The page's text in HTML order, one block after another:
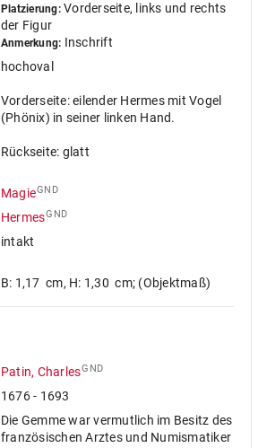
Platzierung:Vorderseite, links und rechts
der Figur
Anmerkung: Inschrift
hochoval
Vorderseite: eilender Hermes mit Vogel
(Phönix) in seiner linken Hand.
Rückseite: glatt
MagieGND
HermesGND
intakt
B: 1,17 cm, H: 1,30 cm; (Objektmaß)
Patin, CharlesGND
1676 - 1693
Die Gemme war vermutlich im Besitz des
französischen Arztes und Numismatiker